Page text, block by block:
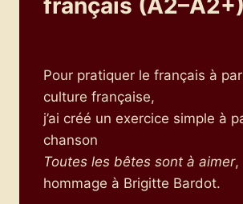
français (A2–A2+)
Pour pratiquer le français à
culture française,
j’ai créé un exercice simple à
chanson
Toutes les bêtes sont à aimer,
hommage à Brigitte Bardot.